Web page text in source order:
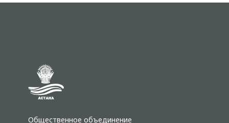
Общественное объединение